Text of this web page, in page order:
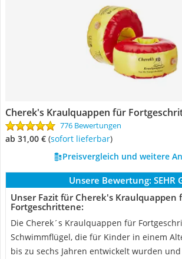
Cherek's Kraulquappen für
776 Bewertungen
ab 31,00 € ( Sofort lieferbar)
Preisvergleich und weitere
Unsere Bewertung: SEHR
Unser Fazit für Cherek's Kraulquappen
Fortgeschrittene:
Die Cherek´s Kraulquappen für
Schwimmflügel, die für Kinder in einem
bis zu sechs Jahren entwickelt wurden